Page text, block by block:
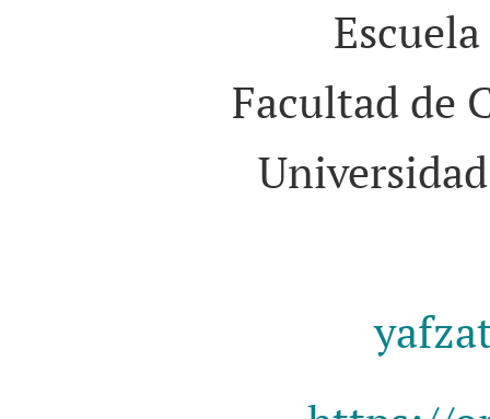
Facultad de